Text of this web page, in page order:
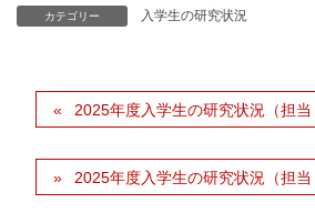
カテゴリー 入学生の研究状況
2025年度入学生の研究状況（担当
2025年度入学生の研究状況（担当